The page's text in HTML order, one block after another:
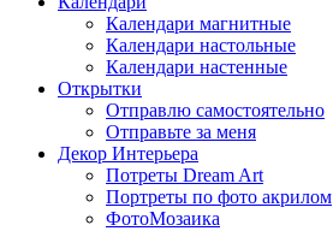
Календари магнитные
Календари настольные
Календари настенные
Открытки
Отправлю самостоятельно
Отправьте за меня
Декор Интерьера
Потреты Dream Art
Портреты по фото акрилом
ФотоМозаика